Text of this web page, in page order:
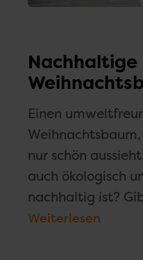
Nachhaltige
Einen
nur schön
auch ökologisch
nachhaltig ist?
Weiterlesen